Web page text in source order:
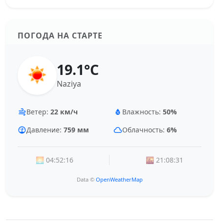
ПОГОДА НА СТАРТЕ
19.1°C
Naziya
Ветер: 22 км/ч Влажность: 50%
Давление: 759 мм Облачность: 6%
🌅 04:52:16 🌇 21:08:31
Data © OpenWeatherMap